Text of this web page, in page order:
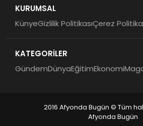
KURUMSAL
KünyeGizlilik PolitikasıÇerez
KATEGORİLER
GündemDünyaEğitimEkonomi
2016 Afyonda Bugün © Tüm
Afyonda Bugün